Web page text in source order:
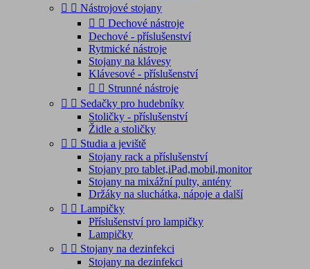
  Nástrojové stojany
  Dechové nástroje
Dechové - příslušenství
Rytmické nástroje
Stojany na klávesy
Klávesové - příslušenství
  Strunné nástroje
  Sedačky pro hudebníky
Stoličky - příslušenství
Židle a stoličky
  Studia a jeviště
Stojany rack a příslušenství
Stojany pro tablet,iPad,mobil,monitor
Stojany na mixážní pulty, antény
Držáky na sluchátka, nápoje a další
  Lampičky
Příslušenství pro lampičky
Lampičky
  Stojany na dezinfekci
Stojany na dezinfekci